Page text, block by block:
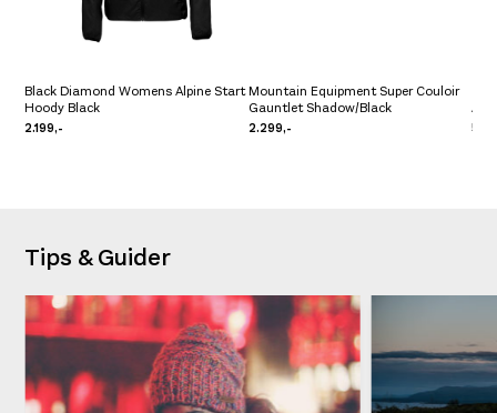
Black Diamond Womens Alpine Start
Hoody Black
2.199,-
Mountain Equipment Super Couloir
Gauntlet Shadow/Black
2.299,-
Tips & Guider